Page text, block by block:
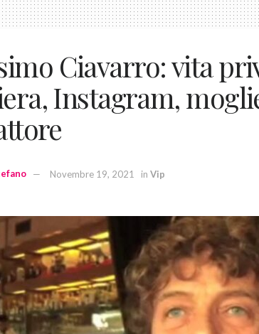
Ciavarro: vita
Instagram,
Novembre 19, 2021 in Vip